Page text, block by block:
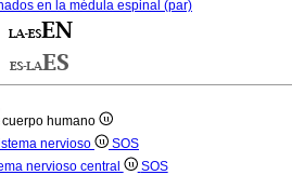
en la médula espinal (par)
cuerpo humano
nervioso
SOS
nervioso central
SOS